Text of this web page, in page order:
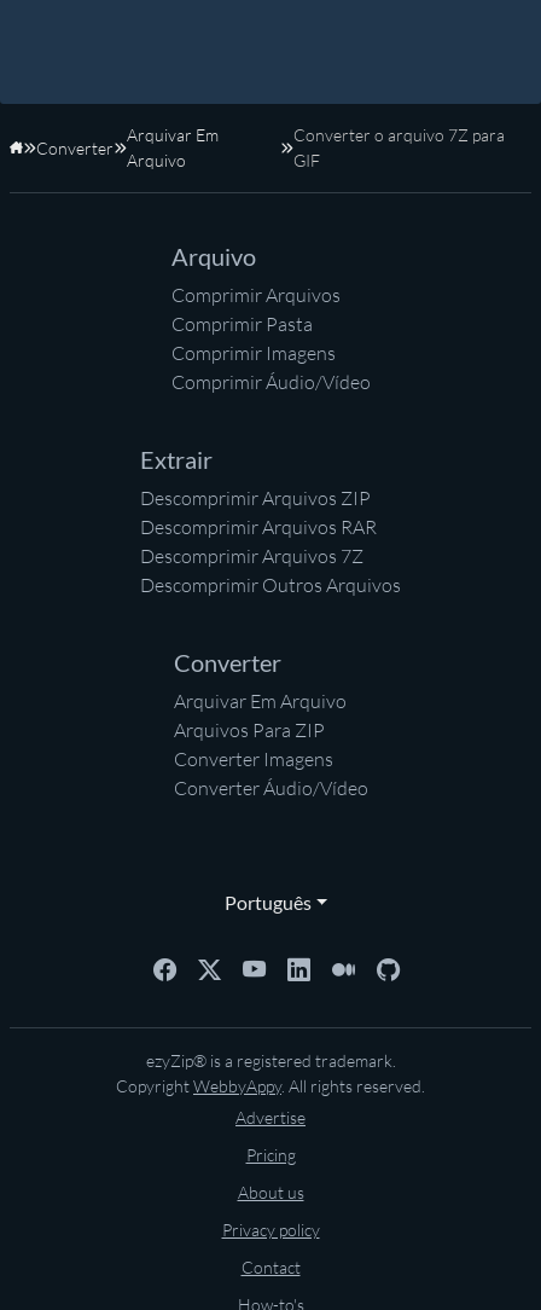
Início
Converter
Arquivar Em
Arquivo
Converter o arquivo 7Z para
GIF
Arquivo
Comprimir Arquivos
Comprimir Pasta
Comprimir Imagens
Comprimir Áudio/Vídeo
Extrair
Descomprimir Arquivos ZIP
Descomprimir Arquivos RAR
Descomprimir Arquivos 7Z
Descomprimir Outros Arquivos
Converter
Arquivar Em Arquivo
Arquivos Para ZIP
Converter Imagens
Converter Áudio/Vídeo
Português
ezyZip® is a registered trademark.
CopyrightWebbyAppy. All rights reserved.
Advertise
Pricing
About us
Privacy policy
Contact
How-to's